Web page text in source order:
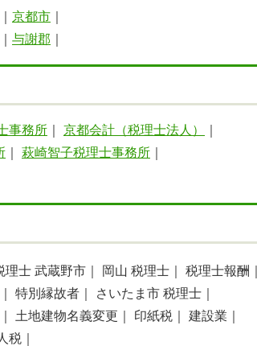
京都市
与謝郡
事務所 京都会計（税理士法人）
萩崎智子税理士事務所
理士 武蔵野市｜ 岡山 税理士｜
税理士報酬｜
特別縁故者｜
さいたま市 税理士｜
土地建物名義変更｜ 印紙税｜
建設業｜
税｜